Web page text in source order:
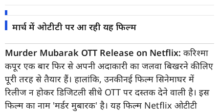
मार्च में ओटीटी पर आ रही यह फिल्म
Murder Mubarak OTT Release on Netflix: करिश्मा
कपूर एक बार फिर से अपनी अदाकारी का जलवा बिखरने की लिए
पूरी तरह से तैयार हैं। हालांकि, उनकी नई फिल्म सिनेमाघर में
रिलीज न होकर डिजिटली सीधे OTT पर दस्तक देने वाली है। इस
फिल्म का नाम 'मर्डर मुबारक' है। यह फिल्म Netflix ओटीटी